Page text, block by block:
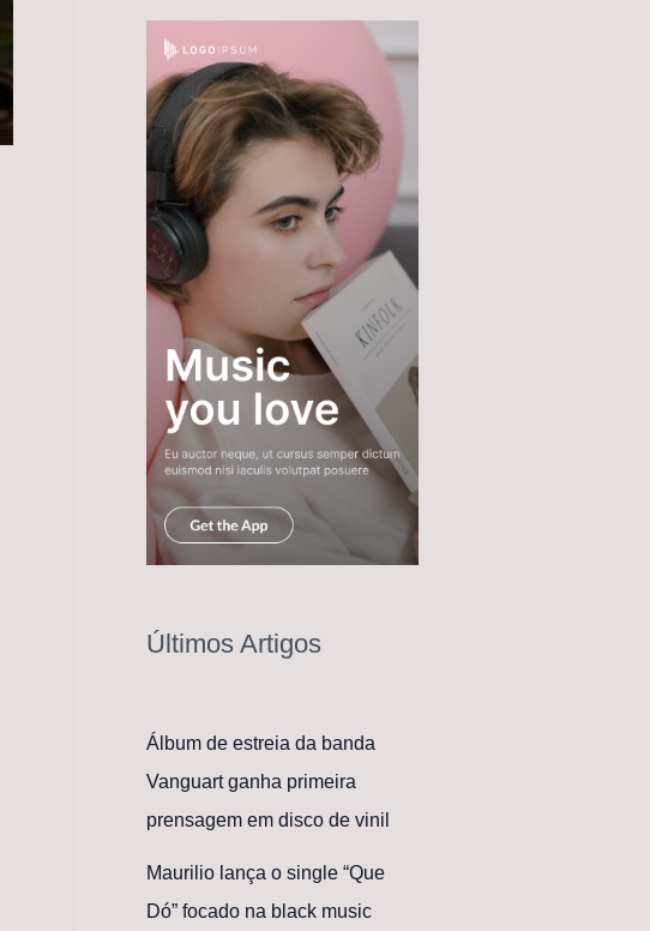
Últimos Artigos
Álbum de estreia da banda
Vanguart ganha primeira
prensagem em disco de vinil
Maurilio lança o single “Que
Dó” focado na black music